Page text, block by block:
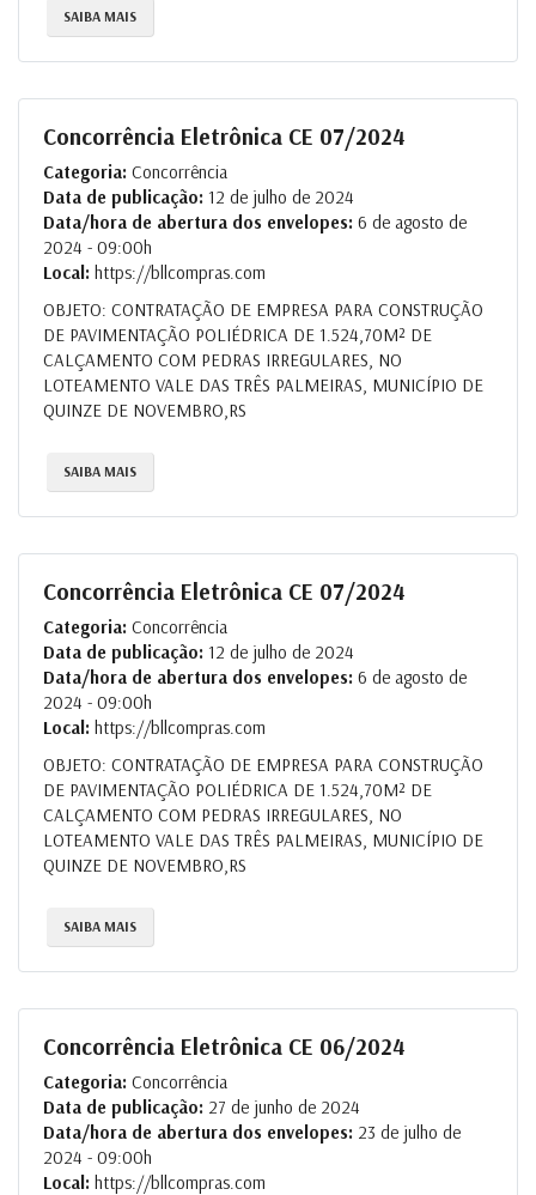
SAIBA MAIS
Concorrência Eletrônica CE 07/2024
Categoria: Concorrência
Data de publicação: 12 de julho de 2024
Data/hora de abertura dos envelopes: 6 de agosto de
2024 - 09:00h
Local: https://bllcompras.com
OBJETO: CONTRATAÇÃO DE EMPRESA PARA CONSTRUÇÃO
DE PAVIMENTAÇÃO POLIÉDRICA DE 1.524,70M² DE
CALÇAMENTO COM PEDRAS IRREGULARES, NO
LOTEAMENTO VALE DAS TRÊS PALMEIRAS, MUNICÍPIO DE
QUINZE DE NOVEMBRO,RS
SAIBA MAIS
Concorrência Eletrônica CE 07/2024
Categoria: Concorrência
Data de publicação: 12 de julho de 2024
Data/hora de abertura dos envelopes: 6 de agosto de
2024 - 09:00h
Local: https://bllcompras.com
OBJETO: CONTRATAÇÃO DE EMPRESA PARA CONSTRUÇÃO
DE PAVIMENTAÇÃO POLIÉDRICA DE 1.524,70M² DE
CALÇAMENTO COM PEDRAS IRREGULARES, NO
LOTEAMENTO VALE DAS TRÊS PALMEIRAS, MUNICÍPIO DE
QUINZE DE NOVEMBRO,RS
SAIBA MAIS
Concorrência Eletrônica CE 06/2024
Categoria: Concorrência
Data de publicação: 27 de junho de 2024
Data/hora de abertura dos envelopes: 23 de julho de
2024 - 09:00h
Local: https://bllcompras.com